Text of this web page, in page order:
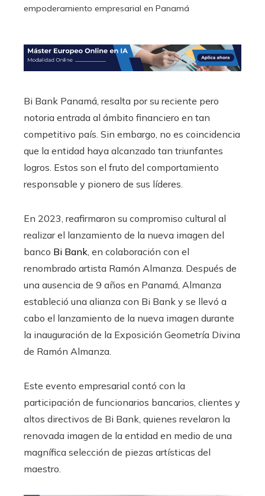
empoderamiento empresarial en Panamá
Bi Bank Panamá, resalta por su reciente pero
notoria entrada al ámbito financiero en tan
competitivo país. Sin embargo, no es coincidencia
que la entidad haya alcanzado tan triunfantes
logros. Estos son el fruto del comportamiento
responsable y pionero de sus líderes.
En 2023, reafirmaron su compromiso cultural al
realizar el lanzamiento de la nueva imagen del
banco Bi Bank, en colaboración con el
renombrado artista Ramón Almanza. Después de
una ausencia de 9 años en Panamá, Almanza
estableció una alianza con Bi Bank y se llevó a
cabo el lanzamiento de la nueva imagen durante
la inauguración de la Exposición Geometría Divina
de Ramón Almanza.
Este evento empresarial contó con la
participación de funcionarios bancarios, clientes y
altos directivos de Bi Bank, quienes revelaron la
renovada imagen de la entidad en medio de una
magnífica selección de piezas artísticas del
maestro.